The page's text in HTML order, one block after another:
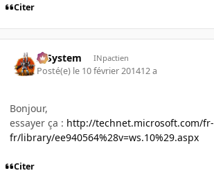
Citer
X-System INpactien
Posté(e) le 10 février 201412 a
Bonjour,
essayer ça : http://technet.microsoft.com/fr-
fr/library/ee940564%28v=ws.10%29.aspx
Citer